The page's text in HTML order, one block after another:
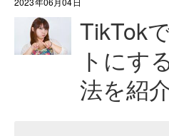
TikTok
トにす
法を紹